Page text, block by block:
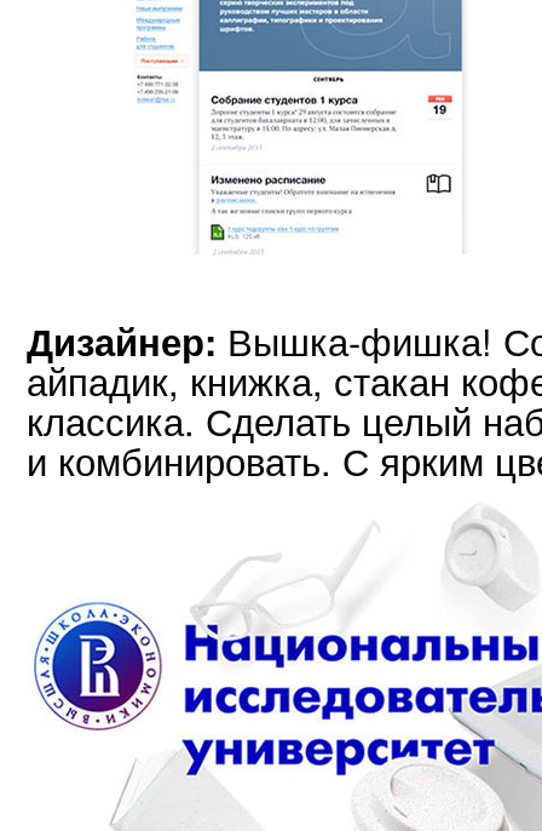
Дизайнер: Вышка-фишка!
айпадик, книжка, стакан
классика. Сделать целый
и комбинировать. С ярким